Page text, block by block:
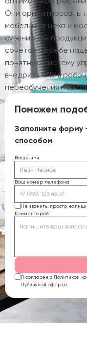
Они ориентированы
мебельные цеха и
сувенирной
сочетает в себе
понятную систему
внедрить ЧПУ в
переобучения
Поможем
Заполните форму
способом
Ваше имя
Ваш номер телефона
Не звонить, просто
Комментарий
Я согласен с Политикой
Публичной оферты.